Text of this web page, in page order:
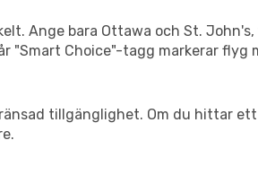
Ange bara Ottawa och St.
"Smart Choice"-tagg markerar flyg
tillgänglighet. Om du hittar